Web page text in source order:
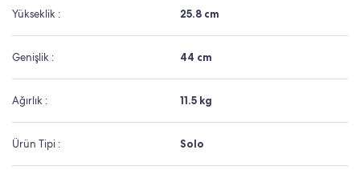
Yükseklik : 25.8 cm
Genişlik : 44 cm
Ağırlık : 11.5 kg
Ürün Tipi : Solo